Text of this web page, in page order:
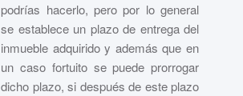
podrías hacerlo, pero por lo general
se establece un plazo de entrega del
inmueble adquirido y además que en
un caso fortuito se puede prorrogar
dicho plazo, si después de este plazo